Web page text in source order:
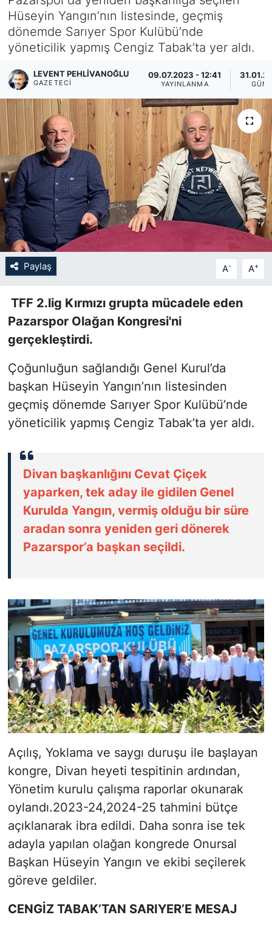
Hüseyin Yangın’nın listesinde, geçmiş
dönemde Sarıyer Spor Kulübü’nde
yöneticilik yapmış Cengiz Tabak’ta yer aldı.
LEVENT PEHLIVANOĞLU
GAZETECI
09.07.2023 - 12:41
YAYINLANMA
Paylaş A- A+
TFF 2.lig Kırmızı grupta mücadele eden
Pazarspor Olağan Kongresi'ni
gerçekleştirdi.
Çoğunluğun sağlandığı Genel Kurul’da
başkan Hüseyin Yangın’nın listesinden
geçmiş dönemde Sarıyer Spor Kulübü’nde
yöneticilik yapmış Cengiz Tabak’ta yer aldı.
Divan başkanlığını Cevat Çiçek
yaparken, tek aday ile gidilen Genel
Kurulda Yangın, vermiş olduğu bir süre
aradan sonra yeniden geri dönerek
Pazarspor’a başkan seçildi.
Açılış, Yoklama ve saygı duruşu ile başlayan
kongre, Divan heyeti tespitinin ardından,
Yönetim kurulu çalışma raporlar okunarak
oylandı.2023-24,2024-25 tahmini bütçe
açıklanarak ibra edildi. Daha sonra ise tek
adayla yapılan olağan kongrede Onursal
Başkan Hüseyin Yangın ve ekibi seçilerek
göreve geldiler.
CENGİZ TABAK’TAN SARIYER’E MESAJ
KÖŞE YAZILARI
KÖŞE YAZILARI (Arşiv)
KÜLTÜR SANAT
MAGAZİN
RÖPORTAJ
SAĞLIK
SARIYER HABERLERİ
SARIYER İMAR BARIŞI
SEKTÖR
SİYASET
SON DAKİKA HABERİ
SPOR
TEKNOLOJİ
TÜRKİYE VE DÜNYA GÜNDEMİ
VİDEO GALERİ
YAŞAM